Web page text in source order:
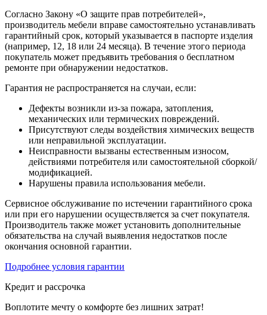
Согласно Закону «О защите прав потребителей»,
производитель мебели вправе самостоятельно устанавливать
гарантийный срок, который указывается в паспорте изделия
(например, 12, 18 или 24 месяца). В течение этого периода
покупатель может предъявить требования о бесплатном
ремонте при обнаружении недостатков.
Гарантия не распространяется на случаи, если:
Дефекты возникли из-за пожара, затопления,
механических или термических повреждений.
Присутствуют следы воздействия химических веществ
или неправильной эксплуатации.
Неисправности вызваны естественным износом,
действиями потребителя или самостоятельной сборкой/
модификацией.
Нарушены правила использования мебели.
Сервисное обслуживание по истечении гарантийного срока
или при его нарушении осуществляется за счет покупателя.
Производитель также может установить дополнительные
обязательства на случай выявления недостатков после
окончания основной гарантии.
Подробнее условия гарантии
Кредит и рассрочка
Воплотите мечту о комфорте без лишних затрат!